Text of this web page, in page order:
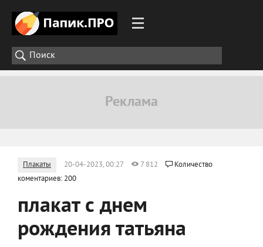
Плакаты 20-04-2023, 00:27 7 812
Количество
коментариев: 200
плакат с днем
рождения татьяна